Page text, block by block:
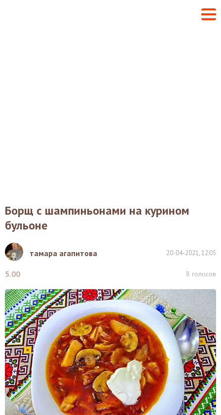
Борщ с шампиньонами на курином
бульоне
тамара агапитова 20-04-2021, 12:05
5.00 8 голосов